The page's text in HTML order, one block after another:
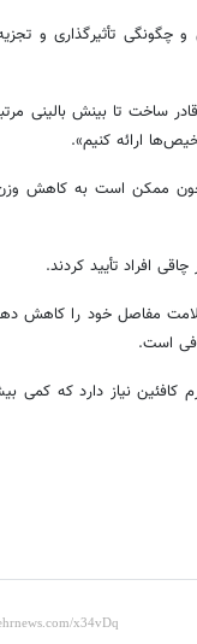
و چگونگی تأثیرگذاری و
ساخت تا بینش بالینی
ارائه کنیم».
خون ممکن است به کاهش
افراد تأیید کردند.
سلامت مفاصل خود را کاهش